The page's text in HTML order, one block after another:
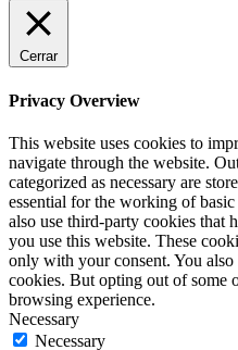
Cerrar
Privacy Overview
This website uses cookies to
navigate through the website.
categorized as necessary are
essential for the working of
also use third-party cookies that
you use this website. These
only with your consent. You
cookies. But opting out of some
browsing experience.
Necessary
Necessary